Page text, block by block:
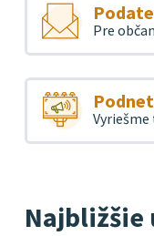
Pre
Najbližšie